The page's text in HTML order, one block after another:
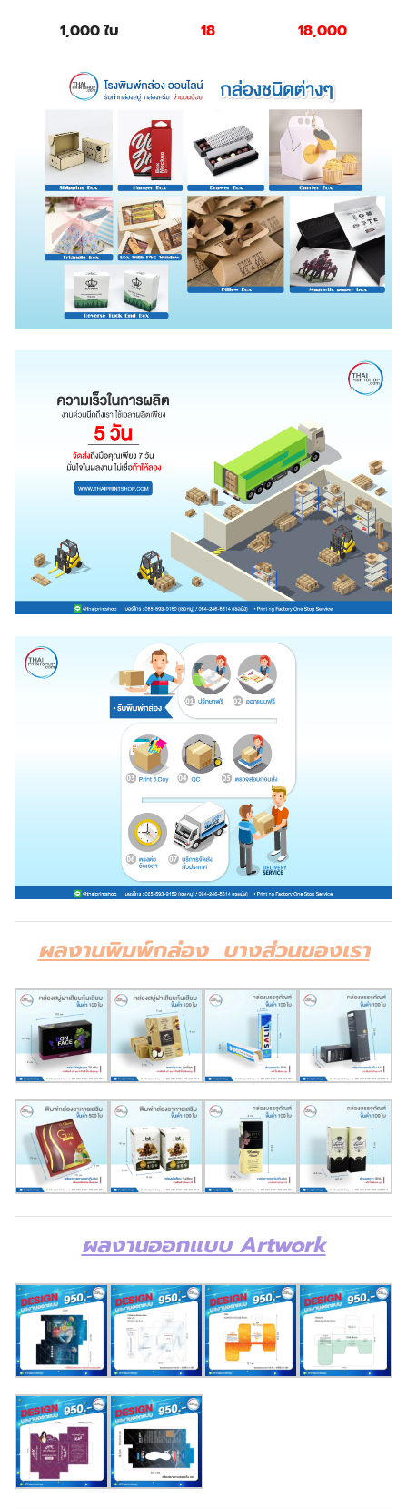
1,000 ใบ
18 18,000
ผลงานพิมพ์กล่อง บางส่วนของเรา
ผลงานออกแบบ Artwork